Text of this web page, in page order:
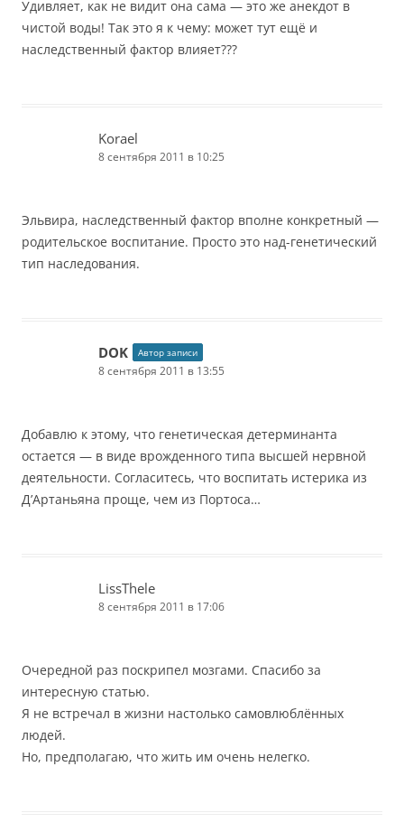
Удивляет, как не видит она сама — это же анекдот в
чистой воды! Так это я к чему: может тут ещё и
наследственный фактор влияет???
Korael
8 сентября 2011 в 10:25
Эльвира, наследственный фактор вполне конкретный —
родительское воспитание. Просто это над-генетический
тип наследования.
DOK Автор записи
8 сентября 2011 в 13:55
Добавлю к этому, что генетическая детерминанта
остается — в виде врожденного типа высшей нервной
деятельности. Согласитесь, что воспитать истерика из
Д’Артаньяна проще, чем из Портоса…
LissThele
8 сентября 2011 в 17:06
Очередной раз поскрипел мозгами. Спасибо за
интересную статью.
Я не встречал в жизни настолько самовлюблённых
людей.
Но, предполагаю, что жить им очень нелегко.